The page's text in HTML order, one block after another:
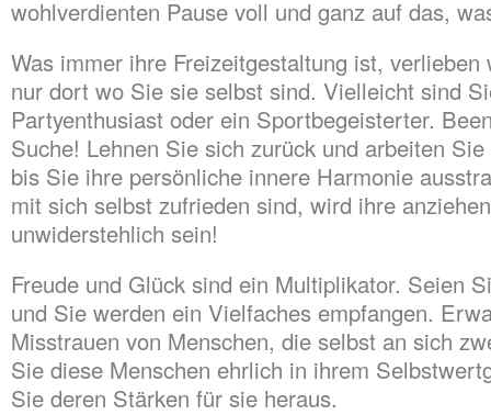
wohlverdienten Pause voll und ganz auf das,
Was immer ihre Freizeitgestaltung ist, verlieben
nur dort wo Sie sie selbst sind. Vielleicht sind
Partyenthusiast oder ein Sportbegeisterter.
Suche! Lehnen Sie sich zurück und arbeiten
bis Sie ihre persönliche innere Harmonie
mit sich selbst zufrieden sind, wird ihre
unwiderstehlich sein!
Freude und Glück sind ein Multiplikator. Seien
und Sie werden ein Vielfaches empfangen.
Misstrauen von Menschen, die selbst an sich
Sie diese Menschen ehrlich in ihrem
Sie deren Stärken für sie heraus.